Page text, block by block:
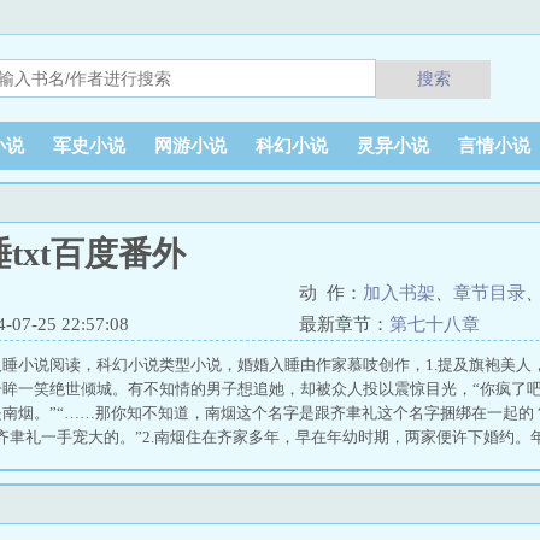
搜索
说 军史小说 网游小说 科幻小说 灵异小说 言情小说
txt百度番外
动 作： 加入书架 章节目录
07-25 22:57:08
最新章节： 第七十八章
小说阅读，科幻小说类型小说，婚婚入睡由作家慕吱创作，1.提及旗袍美
一笑绝世倾城。有不知情的男子想追她，却被众人投以震惊目光，“你疯了
烟。”“……那你知不知道，南烟这个名字是跟齐聿礼这个名字捆绑在一起的
礼一手宠大的。”2.南烟住在齐家多年，早在年幼时期，两家便许下婚约。